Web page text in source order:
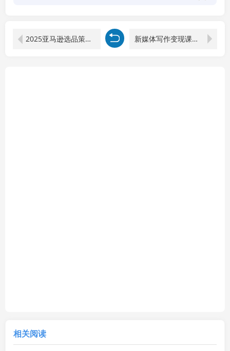
2025亚马逊选品策略与新品推广，广告优化与政策解读，促销活动与运营规划 新媒体写作变现课，爆款文章写作技巧，选题策划与素材积累方法
相关阅读